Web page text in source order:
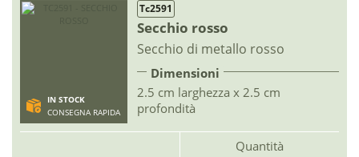
IN STOCK
CONSEGNA RAPIDA
Tc2591
Secchio rosso
Secchio di metallo rosso
Dimensioni
2.5 cm larghezza x 2.5 cm
profondità
Quantità